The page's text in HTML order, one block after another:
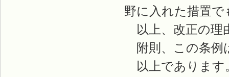
野に入れた措置
以上、改正の理
附則、この条例
以上であります